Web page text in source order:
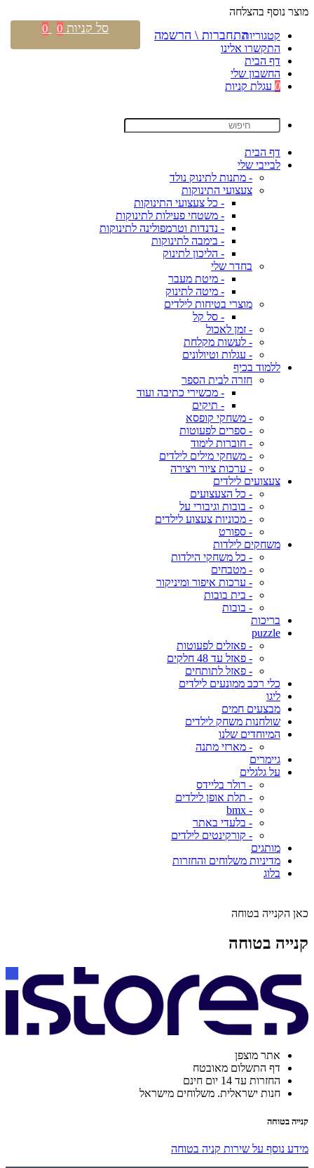
מוצר נוסף בהצלחה
קטגוריות
התקשרו אלינו
דף הבית
החשבון שלי
0 עגלת קניות
דף הבית
לבייבי שלי
- מתנות לתינוק נולד
צעצועי התינוקות
- כל צעצועי התינוקות
- משטחי פעילות לתינוקות
- נדנדות וטרמפולינה לתינוקות
- בימבה לתינוקות
- הליכון לתינוק
בחדר שלי
- מיטת מעבר
- מיטה לתינוק
מוצרי בטיחות לילדים
- סל קל
- זמן לאכול
- לעשות מקלחת
- עגלות וטיולונים
ללמוד בכיף
חזרה לבית הספר
- מכשירי כתיבה ועוד
- תיקים
- משחקי קופסא
- ספרים לפעוטות
- חוברות לימוד
- משחקי מילים לילדים
- ערכות ציור ויצירה
צעצועים לילדים
- כל הצעצועים
- בובות וגיבורי על
- מכוניות צעצוע לילדים
- ספורט
משחקים לילדות
- כל משחקי הילדות
- מטבחים
- ערכות איפור ומיניקור
- בית בובות
- בובות
בריכות
puzzle
- פאזלים לפעוטות
- פאזל עד 48 חלקים
- פאזל לתותחים
כלי רכב ממונעים לילדים
ליגו
מבצעים חמים
שולחנות משחק לילדים
המיוחדים שלנו
- מארזי מתנה
גיימרים
על גלגלים
- רולר בליידס
- תלת אופן לילדים
- bmx
- בלעדי באתר
- קורקינטים לילדים
מותגים
מדיניות משלוחים והחזרות
בלוג
כאן הקנייה בטוחה
קנייה בטוחה
אתר מוצפן
דף התשלום מאובטח
החזרות עד 14 יום חינם
חנות ישראלית. משלוחים מישראל
קנייה בטוחה
מידע נוסף על שירות קניה בטוחה
התחברות \ הרשמה סל קניות 0
0